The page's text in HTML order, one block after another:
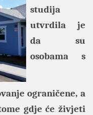
studija
utvrdila je
da su
osobama s
ograničene, a
gdje će živjeti